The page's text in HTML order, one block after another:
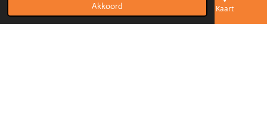
AkkoordTelefoonnummer Kaart